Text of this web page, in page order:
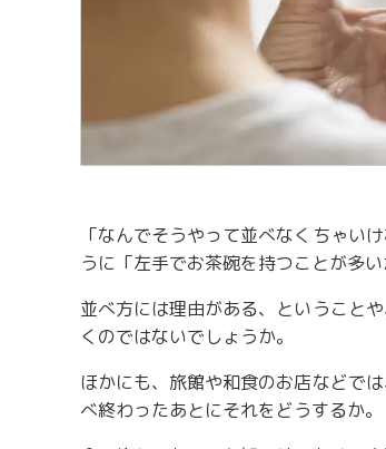
「なんでそうやって並べなくちゃい
うに「左手でお茶碗を持つことが多
並べ方には理由がある、ということ
くのではないでしょうか。
ほかにも、旅館や和食のお店などで
べ終わったあとにそれをどうするか。